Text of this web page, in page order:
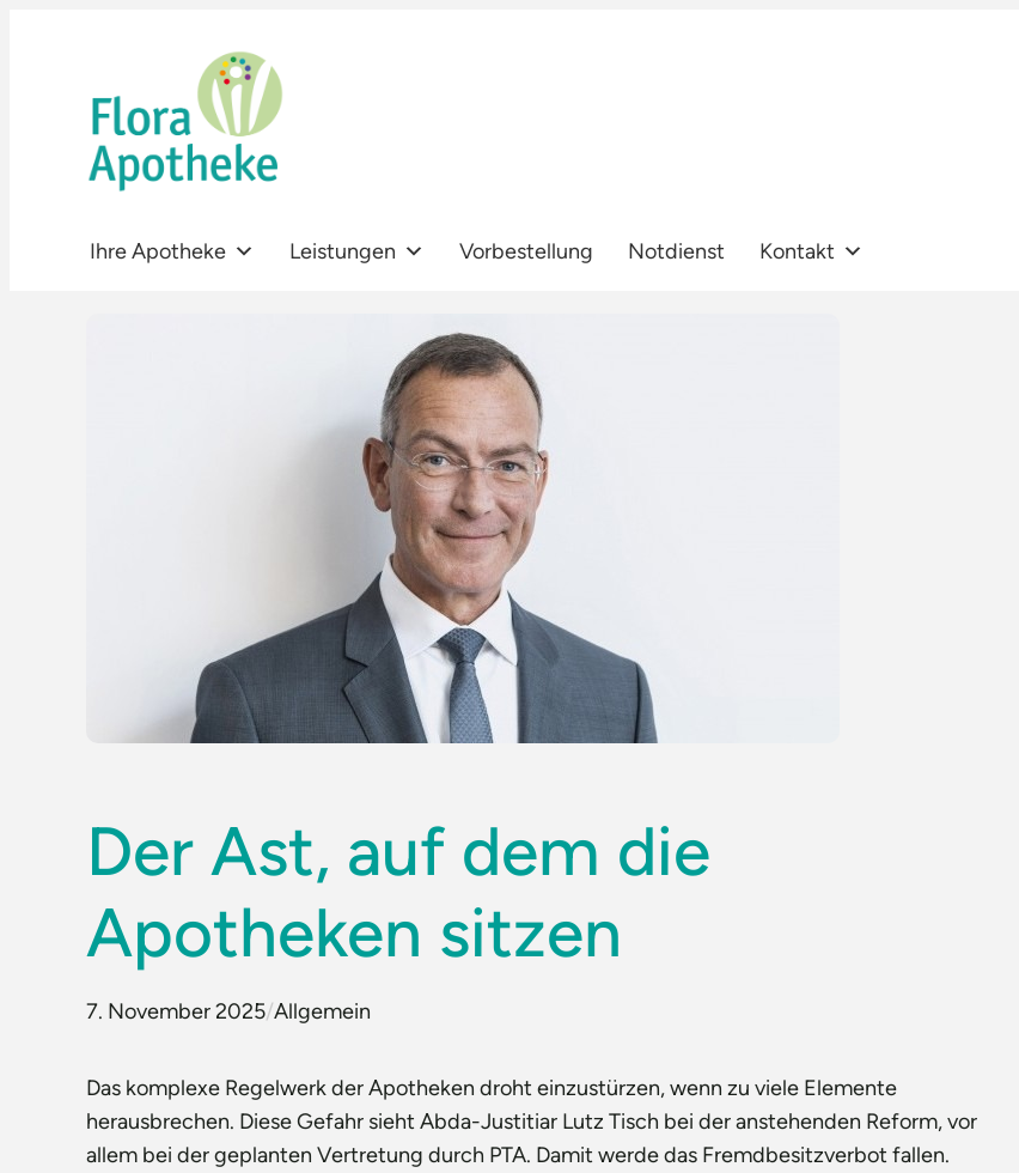
Ihre Apotheke Leistungen Vorbestellung Notdienst Kontakt
Der Ast, auf dem die
Apotheken sitzen
7. November 2025/Allgemein
Das komplexe Regelwerk der Apotheken droht einzustürzen, wenn zu viele Elemente
herausbrechen. Diese Gefahr sieht Abda-Justitiar Lutz Tisch bei der anstehenden Reform, vor
allem bei der geplanten Vertretung durch PTA. Damit werde das Fremdbesitzverbot fallen.